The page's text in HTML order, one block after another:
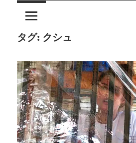
ッ
タグ: クシュ